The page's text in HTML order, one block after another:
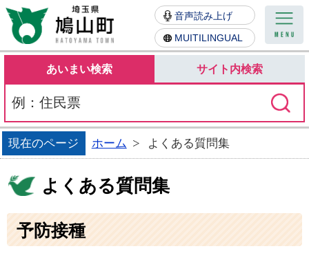
鳩山町
音声読み上げ
MUITILINGUAL
あいまい検索 サイト内検索
現在のページ ホーム よくある質問集
よくある質問集
予防接種